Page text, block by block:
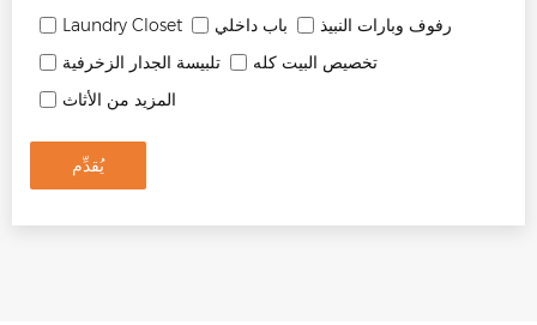
Laundry Closet
باب داخلي
رفوف وبارات النبيذ
تلبيسة الجدار الزخرفية
تخصيص البيت كله
المزيد من الأثاث
يُقدِّم